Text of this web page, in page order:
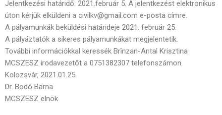
Jelentkezési határidő: 2021.február 5. A jelentkezést elektronikus
úton kérjük elküldeni a civilkv@gmail.com e-posta címre.
A pályamunkák beküldési határideje 2021. február 25.
A pályáztatók a sikeres pályamunkákat megjelentetik.
További információkkal keressék Brînzan-Antal Krisztina
MCSZESZ irodavezetőt a 0751382307 telefonszámon.
Kolozsvár, 2021.01.25.
Dr. Bodó Barna
MCSZESZ elnök